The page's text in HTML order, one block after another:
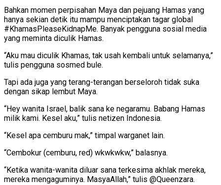
Bahkan momen perpisahan Maya dan pejuang Hamas yang
hanya sekian detik itu mampu menciptakan tagar global
#KhamasPleaseKidnapMe. Banyak pengguna sosial media
yang meminta diculik Hamas.
“Aku mau diculik Khamas, tak usah kembali untuk selamanya,”
tulis pengguna sosmed bule.
Tapi ada juga yang terang-terangan berseloroh tidak suka
dengan sikap lembut Maya.
“Hey wanita Israel, balik sana ke negaramu. Babang Hamas
milik kami. Kesel aku,” tulis netizen Indonesia.
“Kesel apa cemburu mak,” timpal warganet lain.
“Cembokur (cemburu, red) wkwkwkw,” balasnya.
“Ketika wanita-wanita diluar sana terkesima akhlak mereka,
mereka mengaguminya. MasyaAllah,” tulis @Queenzara.